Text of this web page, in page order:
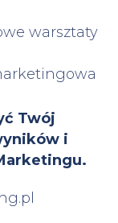
warsztaty
Twój
i